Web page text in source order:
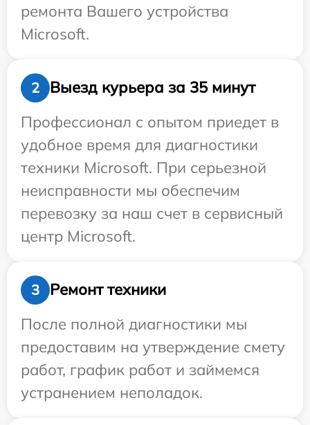
ремонта Вашего устройства
Microsoft.
2
Выезд курьера за 35 минут
Профессионал с опытом приедет в
удобное время для диагностики
техники Microsoft. При серьезной
неисправности мы обеспечим
перевозку за наш счет в сервисный
центр Microsoft.
3
Ремонт техники
После полной диагностики мы
предоставим на утверждение смету
работ, график работ и займемся
устранением неполадок.